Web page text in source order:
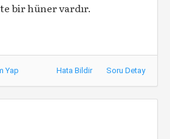
bir hüner vardır.
Yap Hata Bildir Soru Detay